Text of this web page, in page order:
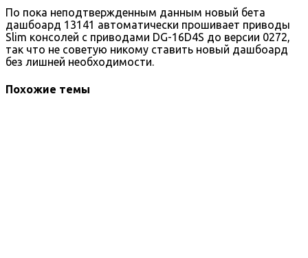
По пока неподтвержденным данным новый бета
дашбоард 13141 автоматически прошивает приводы
Slim консолей с приводами DG-16D4S до версии 0272,
так что не советую никому ставить новый дашбоард
без лишней необходимости.
Похожие темы